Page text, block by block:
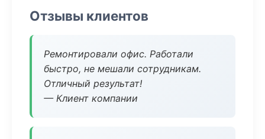
Отзывы клиентов
Ремонтировали офис. Работали
быстро, не мешали сотрудникам.
Отличный результат!
— Клиент компании